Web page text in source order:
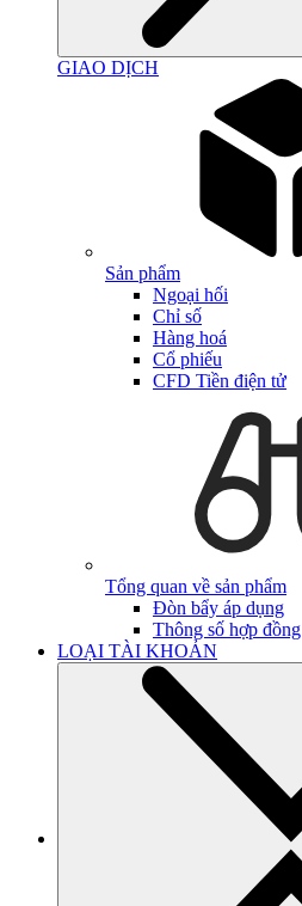
GIAO DỊCH
Sản phẩm
Ngoại hối
Chỉ số
Hàng hoá
Cổ phiếu
CFD Tiền điện tử
Tổng quan về sản phẩm
Đòn bẩy áp dụng
Thông số hợp đồng
LOẠI TÀI KHOẢN